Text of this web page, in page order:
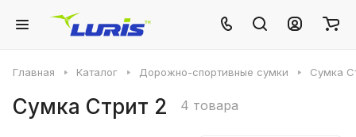
Главная Каталог Дорожно-спортивные сумки Сумка
Сумка Стрит 2 4 товара